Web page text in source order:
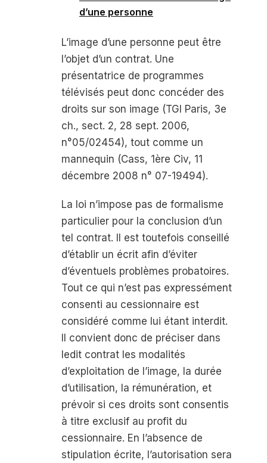
d’une personne
L’image d’une personne peut être
l’objet d’un contrat. Une
présentatrice de programmes
télévisés peut donc concéder des
droits sur son image (TGI Paris, 3e
ch., sect. 2, 28 sept. 2006,
n°05/02454), tout comme un
mannequin (Cass, 1 ère Civ, 11
décembre 2008 n° 07-19494).
La loi n’impose pas de formalisme
particulier pour la conclusion d’un
tel contrat. Il est toutefois conseillé
d’établir un écrit afin d’éviter
d’éventuels problèmes probatoires.
Tout ce qui n’est pas expressément
consenti au cessionnaire est
considéré comme lui étant interdit.
Il convient donc de préciser dans
ledit contrat les modalités
d’exploitation de l’image, la durée
d’utilisation, la rémunération, et
prévoir si ces droits sont consentis
à titre exclusif au profit du
cessionnaire. En l’absence de
stipulation écrite, l’autorisation sera